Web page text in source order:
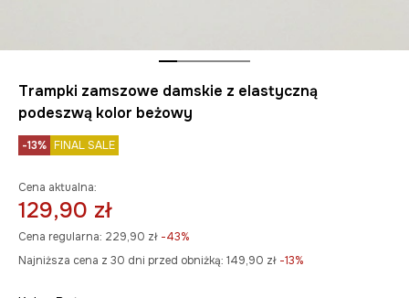
Trampki zamszowe damskie z elastyczną
podeszwą kolor beżowy
-13% FINAL SALE
Cena aktualna:
129,90 zł
Cena regularna: 229,90 zł -43%
Najniższa cena z 30 dni przed obniżką: 149,90 zł -13%